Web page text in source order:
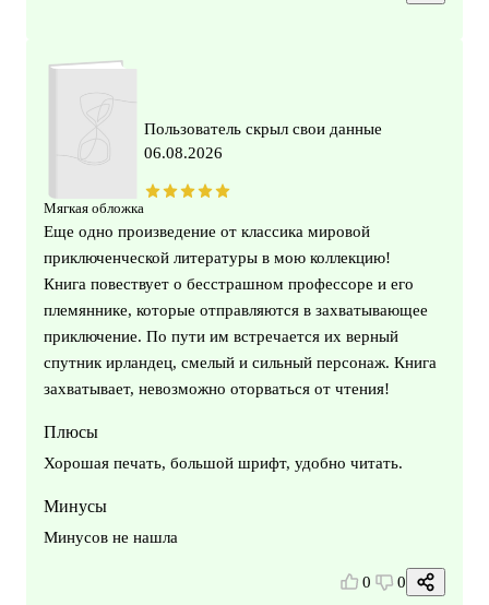
Мягкая обложка
Пользователь скрыл свои данные
06.08.2026
Еще одно произведение от классика мировой
приключенческой литературы в мою коллекцию!
Книга повествует о бесстрашном профессоре и его
племяннике, которые отправляются в захватывающее
приключение. По пути им встречается их верный
спутник ирландец, смелый и сильный персонаж. Книга
захватывает, невозможно оторваться от чтения!
Плюсы
Хорошая печать, большой шрифт, удобно читать.
Минусы
Минусов не нашла
0 0